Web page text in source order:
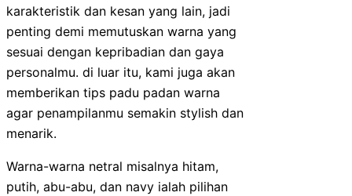
karakteristik dan kesan yang lain, jadi
penting demi memutuskan warna yang
sesuai dengan kepribadian dan gaya
personalmu. di luar itu, kami juga akan
memberikan tips padu padan warna
agar penampilanmu semakin stylish dan
menarik.
Warna-warna netral misalnya hitam,
putih, abu-abu, dan navy ialah pilihan